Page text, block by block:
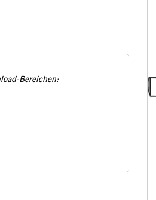
Bereichen: